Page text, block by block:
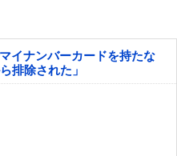
イナンバーカードを持たな
排除された」